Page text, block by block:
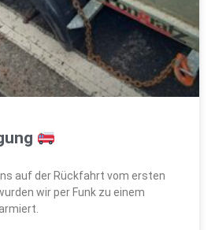
auf der Rückfahrt vom ersten
wir per Funk zu einem